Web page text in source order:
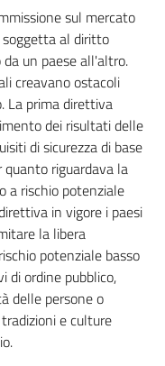
sul mercato
al diritto
un paese all'altro.
creavano ostacoli
La prima direttiva
dei risultati delle
di sicurezza di base
quanto riguardava la
a rischio potenziale
in vigore i paesi
la libera
potenziale basso
di ordine pubblico,
delle persone o
e culture